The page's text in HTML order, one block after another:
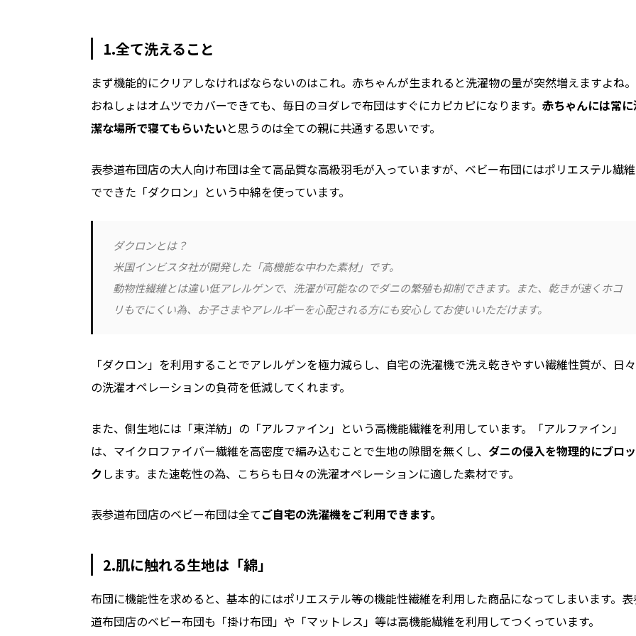
1.全て洗えること
まず機能的にクリアしなければならないのはこれ。赤ちゃんが生まれると洗濯物の量が突然増えますよね。
おねしょはオムツでカバーできても、毎日のヨダレで布団はすぐにカピカピになります。 赤ちゃんには常
潔な場所で寝てもらいたいと思うのは全ての親に共通する思いです。
表参道布団店の大人向け布団は全て高品質な高級羽毛が入っていますが、ベビー布団にはポリエステル繊維
でできた「ダクロン」という中綿を使っています。
ダクロンとは？
米国インビスタ社が開発した「高機能な中わた素材」です。
動物性繊維とは違い低アレルゲンで、洗濯が可能なのでダニの繁殖も抑制できます。また、乾きが速くホコ
リもでにくい為、お子さまやアレルギーを心配される方にも安心してお使いいただけます。
「ダクロン」を利用することでアレルゲンを極力減らし、自宅の洗濯機で洗え乾きやすい繊維性質が、日々
の洗濯オペレーションの負荷を低減してくれます。
また、側生地には「東洋紡」の「アルファイン」という高機能繊維を利用しています。「アルファイン」
は、マイクロファイバー繊維を高密度で編み込むことで生地の隙間を無くし、 ダニの侵入を物理的にブロッ
クします。また速乾性の為、こちらも日々の洗濯オペレーションに適した素材です。
表参道布団店のベビー布団は全てご自宅の洗濯機をご利用できます。
2.肌に触れる生地は「綿」
布団に機能性を求めると、基本的にはポリエステル等の機能性繊維を利用した商品になってしまいます。
道布団店のベビー布団も「掛け布団」や「マットレス」等は高機能繊維を利用してつくっています。